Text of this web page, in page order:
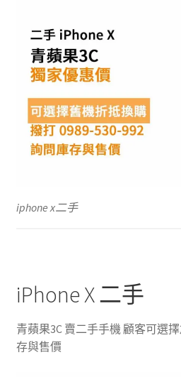
iphone x二手
iPhone X 二手
青蘋果3C 賣二手手機 顧客可選
存與售價